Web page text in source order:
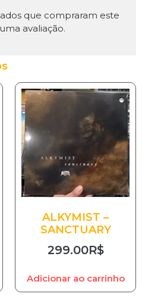
que compraram este
avaliação.
ALKYMIST –
SANCTUARY
299.00R$
Adicionar ao carrinho